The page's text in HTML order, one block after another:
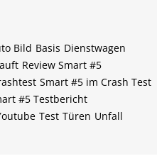
Bild Basis Dienstwagen
Review Smart #5
Smart #5 im Crash Test
#5 Testbericht
Test Türen Unfall